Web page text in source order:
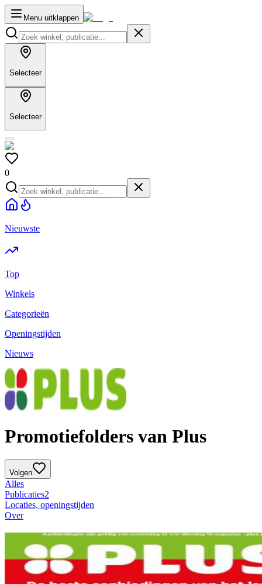
Menu uitklappen
Selecteer
Selecteer
0
Nieuwste
Top
Winkels
Categorieën
Openingstijden
Nieuws
Promotiefolders van Plus
Volgen
Alles
Publicaties2
Locaties, openingstijden
Over